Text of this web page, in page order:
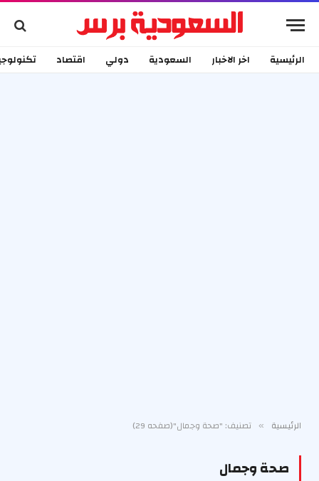
الرئيسية اخر الاخبار السعودية دولي اقتصاد
الرئيسية » تصنيف: "صحة وجمال"(صفحه 29)
صحة وجمال